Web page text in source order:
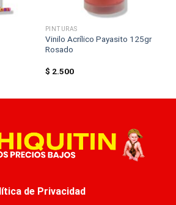
PINTURAS
Vinilo Acrílico Payasito 125gr
Rosado
$ 2.500
de Privacidad